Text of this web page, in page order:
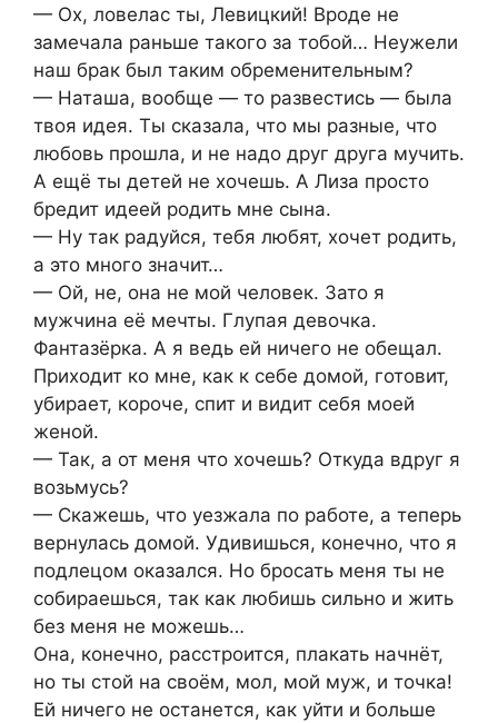
— Ох, ловелас ты, Левицкий! Вроде не
замечала раньше такого за тобой… Неужели
наш брак был таким обременительным?
— Наташа, вообще — то развестись — была
твоя идея. Ты сказала, что мы разные, что
любовь прошла, и не надо друг друга мучить.
А ещё ты детей не хочешь. А Лиза просто
бредит идеей родить мне сына.
— Ну так радуйся, тебя любят, хочет родить,
а это много значит…
— Ой, не, она не мой человек. Зато я
мужчина её мечты. Глупая девочка.
Фантазёрка. А я ведь ей ничего не обещал.
Приходит ко мне, как к себе домой, готовит,
убирает, короче, спит и видит себя моей
женой.
— Так, а от меня что хочешь? Откуда вдруг я
возьмусь?
— Скажешь, что уезжала по работе, а теперь
вернулась домой. Удивишься, конечно, что я
подлецом оказался. Но бросать меня ты не
собираешься, так как любишь сильно и жить
без меня не можешь…
Она, конечно, расстроится, плакать начнёт,
но ты стой на своём, мол, мой муж, и точка!
Ей ничего не останется, как уйти и больше